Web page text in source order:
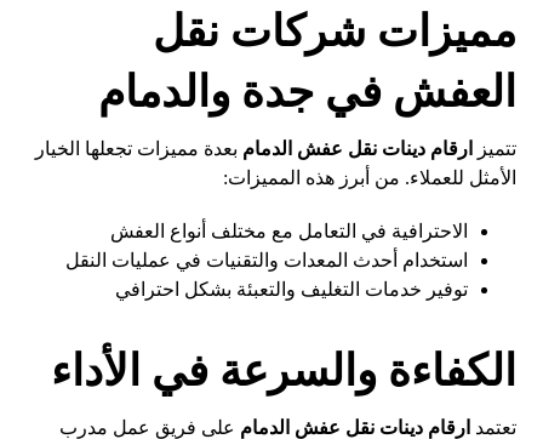
مميزات شركات نقل
العفش في جدة والدمام
تتميز ارقام دينات نقل عفش الدمام بعدة مميزات تجعلها الخيار
الأمثل للعملاء. من أبرز هذه المميزات:
الاحترافية في التعامل مع مختلف أنواع العفش
استخدام أحدث المعدات والتقنيات في عمليات النقل
توفير خدمات التغليف والتعبئة بشكل احترافي
الكفاءة والسرعة في الأداء
تعتمد ارقام دينات نقل عفش الدمام على فريق عمل مدرب